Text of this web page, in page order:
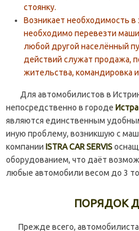
стоянку.
Возникает необходимость в
необходимо перевезти
любой другой населённый
действий служат продажа,
жительства, командировка
Для автомобилистов в
непосредственно в городе
являются единственным
иную проблему, возникшую с
компании ISTRA CAR SERVIS
оборудованием, что даёт
любые автомобили весом до 3
ПОРЯДОК
Прежде всего,